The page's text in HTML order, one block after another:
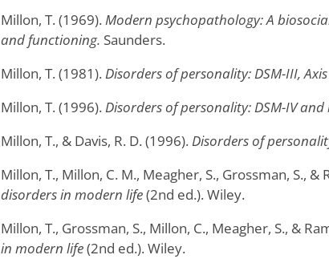
Millon, T. (1969). Modern psychopathology: A
and functioning. Saunders.
Millon, T. (1981). Disorders of personality: DSM-III,
Millon, T. (1996). Disorders of personality: DSM-IV
Millon, T., & Davis, R. D. (1996). Disorders of
Millon, T., Millon, C. M., Meagher, S., Grossman, S., &
disorders in modern life(2nd ed.). Wiley.
Millon, T., Grossman, S., Millon, C., Meagher, S., &
in modern life(2nd ed.). Wiley.